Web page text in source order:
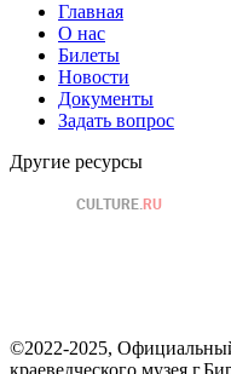
Главная
О нас
Билеты
Новости
Документы
Задать вопрос
Другие ресурсы
©2022-2025,
краеведческого музея